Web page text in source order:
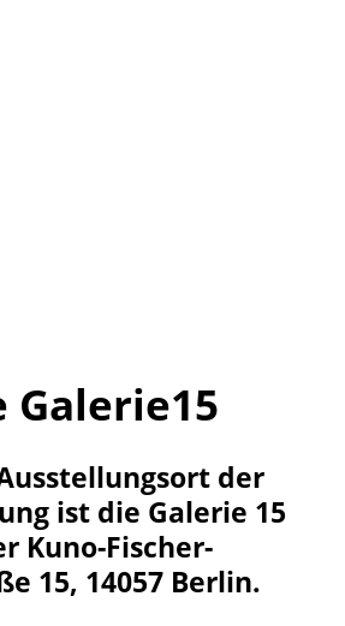
Galerie15
der
ist die Galerie 15
Kuno-Fischer-
15, 14057 Berlin.